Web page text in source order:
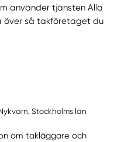
använder tjänsten Alla
över så takföretaget du
Stockholms län
om takläggare och